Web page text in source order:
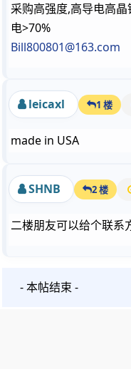
采购高强度,高导电高
电>70%
Bill800801@163.com
leicaxl 1 楼
made in USA
SHNB 2 楼
二楼朋友可以给个联系
- 本帖结束 -